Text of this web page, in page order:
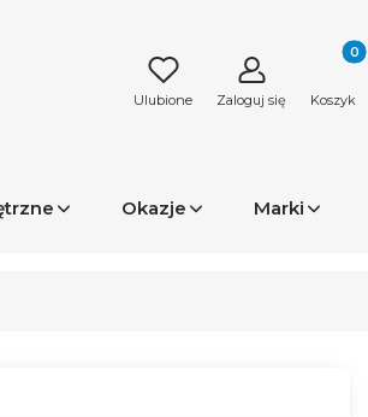
Ulubione Zaloguj się Koszyk
Okazje Marki